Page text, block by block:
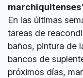
marchiquitenses
En las últimas
tareas de
baños, pintura de
bancos de
próximos días,